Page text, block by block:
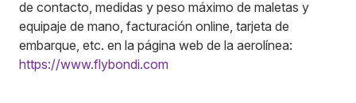
de contacto, medidas y peso máximo de maletas y
equipaje de mano, facturación online, tarjeta de
embarque, etc. en la página web de la aerolínea:
https://www.flybondi.com